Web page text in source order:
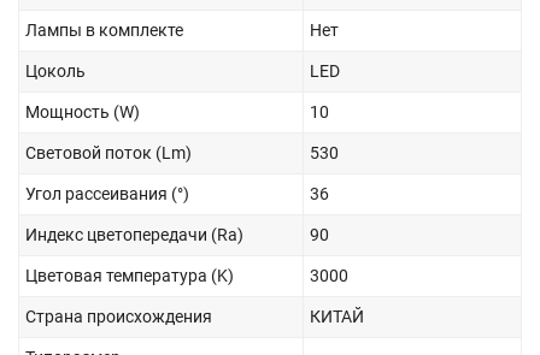
Лампы в комплекте Нет
Цоколь LED
Мощность (W) 10
Световой поток (Lm) 530
Угол рассеивания (°) 36
Индекс цветопередачи (Ra) 90
Цветовая температура (K) 3000
Страна происхождения КИТАЙ